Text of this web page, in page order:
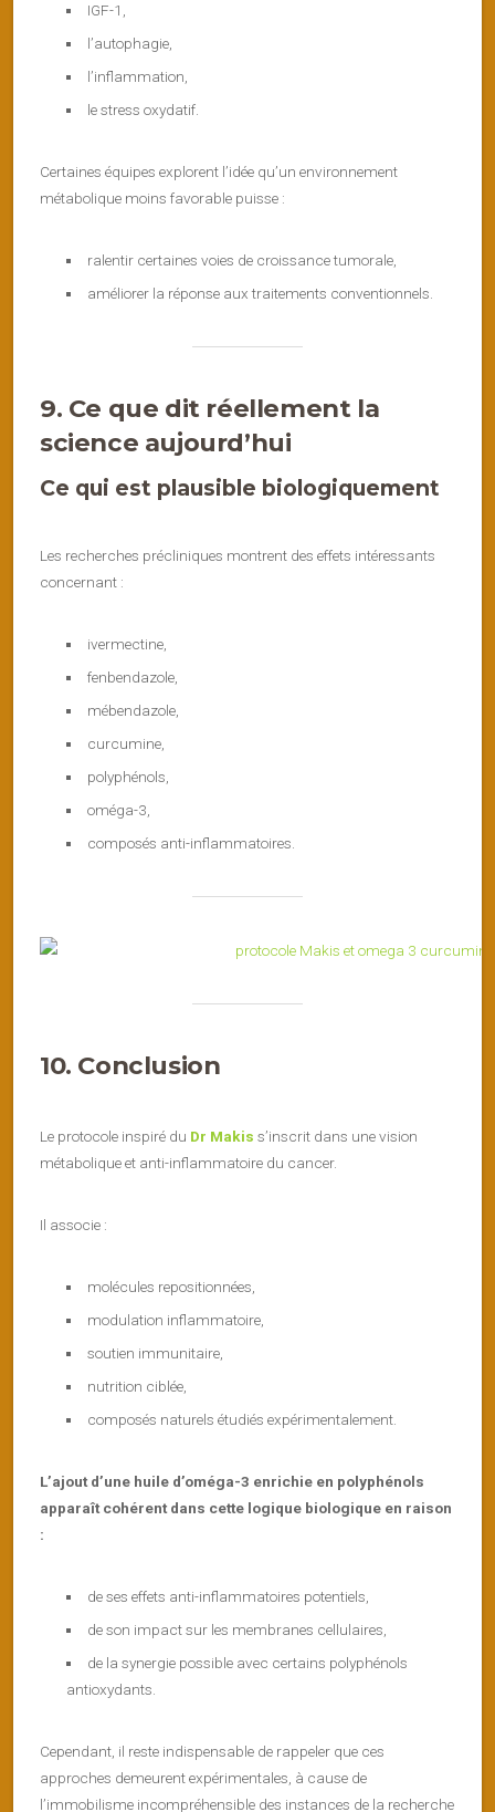
IGF-1,
l’autophagie,
l’inflammation,
le stress oxydatif.
Certaines équipes explorent l’idée qu’un environnement
métabolique moins favorable puisse :
ralentir certaines voies de croissance tumorale,
améliorer la réponse aux traitements conventionnels.
9. Ce que dit réellement la
science aujourd’hui
Ce qui est plausible biologiquement
Les recherches précliniques montrent des effets intéressants
concernant :
ivermectine,
fenbendazole,
mébendazole,
curcumine,
polyphénols,
oméga-3,
composés anti-inflammatoires.
10. Conclusion
Le protocole inspiré du Dr Makis s’inscrit dans une vision
métabolique et anti-inflammatoire du cancer.
Il associe :
molécules repositionnées,
modulation inflammatoire,
soutien immunitaire,
nutrition ciblée,
composés naturels étudiés expérimentalement.
L’ajout d’une huile d’oméga-3 enrichie en polyphénols
apparaît cohérent dans cette logique biologique en raison
:
de ses effets anti-inflammatoires potentiels,
de son impact sur les membranes cellulaires,
de la synergie possible avec certains polyphénols
antioxydants.
Cependant, il reste indispensable de rappeler que ces
approches demeurent expérimentales, à cause de
l’immobilisme incompréhensible des instances de la recherche